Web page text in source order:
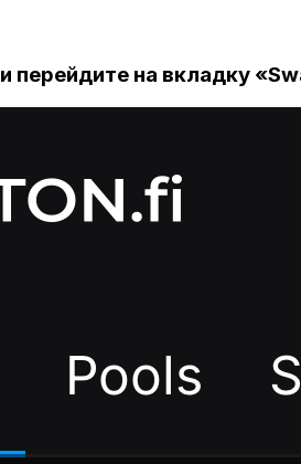
и перейдите на вкладку